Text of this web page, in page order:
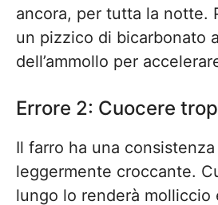
ancora, per tutta la notte.
un pizzico di bicarbonato
dell’ammollo per
Errore 2: Cuocere
Il farro ha una
leggermente croccante.
lungo lo renderà molliccio